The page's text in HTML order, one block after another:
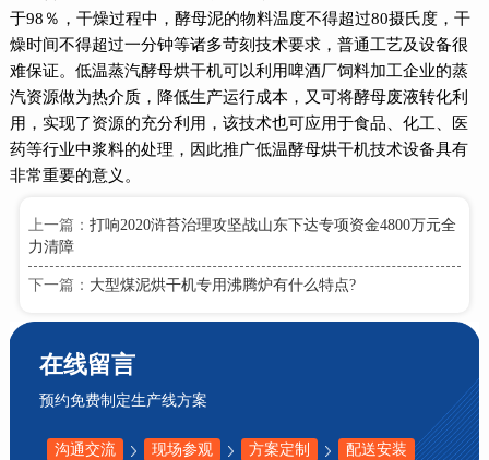
于98％，干燥过程中，酵母泥的物料温度不得超过80摄氏度，干
燥时间不得超过一分钟等诸多苛刻技术要求，普通工艺及设备很
难保证。低温蒸汽酵母烘干机可以利用啤酒厂饲料加工企业的蒸
汽资源做为热介质，降低生产运行成本，又可将酵母废液转化利
用，实现了资源的充分利用，该技术也可应用于食品、化工、医
药等行业中浆料的处理，因此推广低温酵母烘干机技术设备具有
非常重要的意义。
上一篇： 打响2020浒苔治理攻坚战山东下达专项资金4800万元全
力清障
下一篇： 大型煤泥烘干机专用沸腾炉有什么特点?
在线留言
预约免费制定生产线方案
沟通交流 现场参观 方案定制 配送安装